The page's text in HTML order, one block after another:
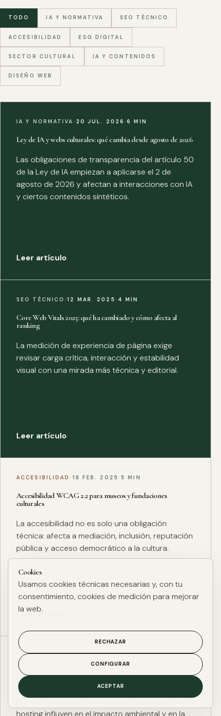
TODO IA Y NORMATIVA SEO TÉCNICO
ACCESIBILIDAD ESG DIGITAL
SECTOR CULTURAL IA Y CONTENIDOS
DISEÑO WEB
IA Y NORMATIVA · 20 JUL. 2026·6 MIN
Ley de IA y webs culturales: qué cambia desde agosto de 2026
Las obligaciones de transparencia del artículo 50
de la Ley de IA empiezan a aplicarse el 2 de
agosto de 2026 y afectan a interacciones con IA
y ciertos contenidos sintéticos.
Leer artículo
SEO TÉCNICO·12 MAR. 2025 · 4 MIN
Core Web Vitals 2025: qué ha cambiado y cómo afecta al
ranking
La medición de experiencia de página exige
revisar carga crítica, interacción y estabilidad
visual con una mirada más técnica y editorial.
Leer artículo
ACCESIBILIDAD · 18 FEB. 2025 · 5 MIN
Accesibilidad WCAG 2.2 para museos y fundaciones
culturales
La accesibilidad no es solo una obligación
técnica: afecta a mediación, inclusión, reputación
pública y acceso democrático a la cultura.
Leer artículo
ESG DIGITAL·27 ENE. 2025·4 MIN
Huella de carbono digital: cómo medir y reducir el impacto
ESG de una web
El peso de página, las imágenes, los scripts y el
hosting influyen en el impacto ambiental y en la
Cookies
Usamos cookies técnicas necesarias y, con tu
consentimiento, cookies de medición para mejorar
la web.
RECHAZAR
CONFIGURAR
ACEPTAR